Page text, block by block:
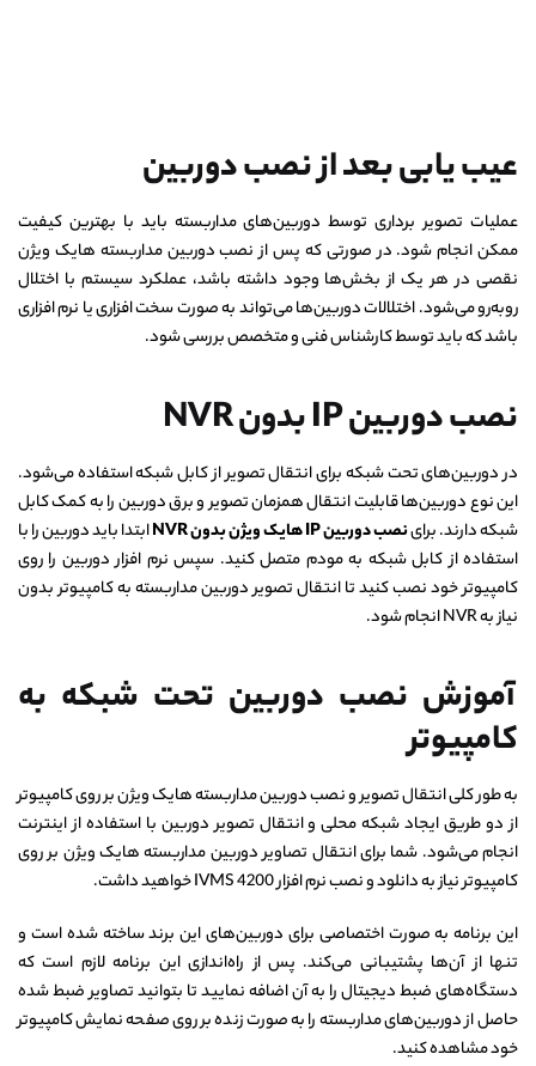
عیب یابی بعد از نصب دوربین
عملیات تصویر برداری توسط دوربین‌های مداربسته باید با بهترین کیفیت
ممکن انجام شود. در صورتی که پس از نصب دوربین مداربسته هایک ویژن
نقصی در هر یک از بخش‌ها وجود داشته باشد، عملکرد سیستم با اختلال
روبه‌رو می‌شود. اختلالات دوربین‌ها می‌تواند به صورت سخت افزاری یا نرم افزاری
باشد که باید توسط کارشناس فنی و متخصص بررسی شود.
نصب دوربین IP بدون NVR
در دوربین‌های تحت شبکه برای انتقال تصویر از کابل شبکه استفاده می‌شود.
این نوع دوربین‌ها قابلیت انتقال همزمان تصویر و برق دوربین را به کمک کابل
شبکه دارند. براینصب دوربینIP هایک ویژن بدون NVRابتدا باید دوربین را با
استفاده از کابل شبکه به مودم متصل کنید. سپس نرم افزار دوربین را روی
کامپیوتر خود نصب کنید تا انتقال تصویر دوربین مداربسته به کامپیوتر بدون
نیاز به NVR انجام شود.
آموزش نصب دوربین تحت شبکه به
کامپیوتر
به طور کلی انتقال تصویر و نصب دوربین مداربسته هایک ویژن بر روی کامپیوتر
از دو طریق ایجاد شبکه محلی و انتقال تصویر دوربین با استفاده از اینترنت
انجام می‌شود. شما برای انتقال تصاویر دوربین مداربسته هایک ویژن بر روی
کامپیوتر نیاز به دانلود و نصب نرم افزار IVMS 4200 خواهید داشت.
این برنامه به صورت اختصاصی برای دوربین‌های این برند ساخته شده است و
تنها از آن‌ها پشتیبانی می‌کند. پس از راه‌اندازی این برنامه لازم است که
دستگاه‌های ضبط دیجیتال را به آن اضافه نمایید تا بتوانید تصاویر ضبط شده
حاصل از دوربین‌های مداربسته را به صورت زنده بر روی صفحه نمایش کامپیوتر
خود مشاهده کنید.